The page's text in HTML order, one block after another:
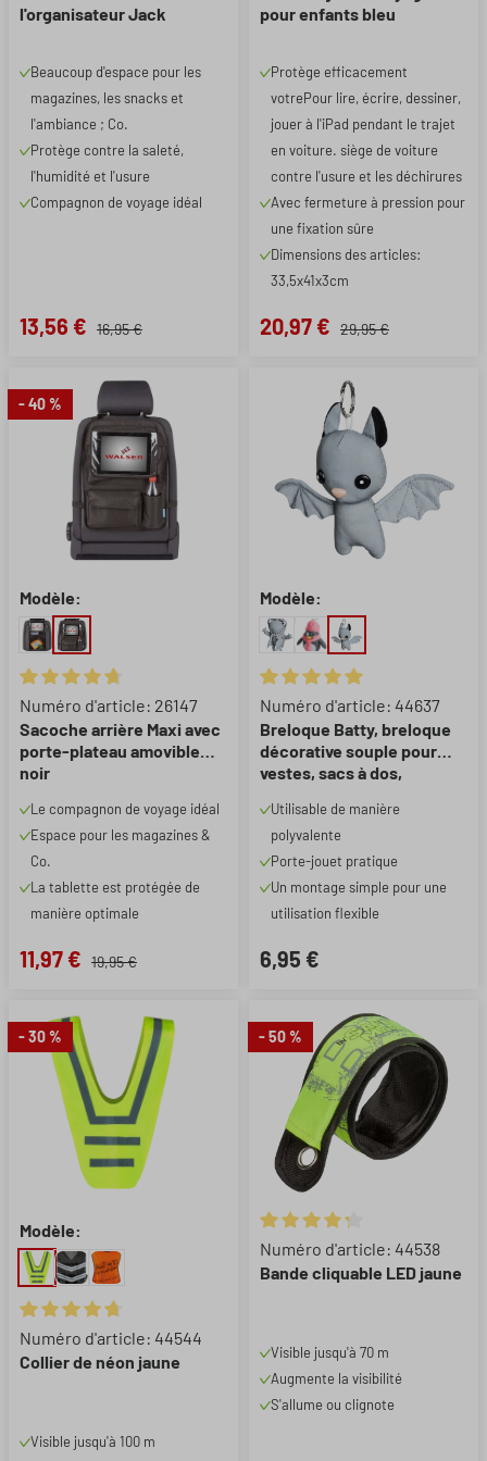
l'organisateur Jack
Beaucoup d'espace pour les
magazines, les snacks et
l'ambiance ; Co.
Protège contre la saleté,
l'humidité et l'usure
Compagnon de voyage idéal
13,56 € 16,95 €
pour enfants bleu
Protège efficacement
votrePour lire, écrire, dessiner,
jouer à l'iPad pendant le trajet
en voiture. siège de voiture
contre l'usure et les déchirures
Avec fermeture à pression pour
une fixation sûre
Dimensions des articles:
33,5x41x3cm
20,97 € 29,95 €
- 40 %
Modèle:
Note moyenne de 4.64 sur 5 étoiles
Numéro d'article: 26147
Sacoche arrière Maxi avec
porte-plateau amovible
noir
Le compagnon de voyage idéal
Espace pour les magazines &
Co.
La tablette est protégée de
manière optimale
11,97 € 19,95 €
Modèle:
Note moyenne de 5 sur 5
Numéro d'article: 44637
Breloque Batty, breloque
décorative souple pour
vestes, sacs à dos,
Utilisable de manière
polyvalente
Porte-jouet pratique
Un montage simple pour une
utilisation flexible
6,95 €
- 30 %
Modèle:
Note moyenne de 4.8 sur 5 étoiles
Numéro d'article: 44544
Collier de néon jaune
Visible jusqu'à 100 m
- 50 %
Note moyenne de 4.25 sur 5
Numéro d'article: 44538
Bande cliquable LED jaune
Visible jusqu'à 70 m
Augmente la visibilité
S'allume ou clignote
Êtes-vous dans la bonne boutique ?
Veuillez sélectionner une boutique :